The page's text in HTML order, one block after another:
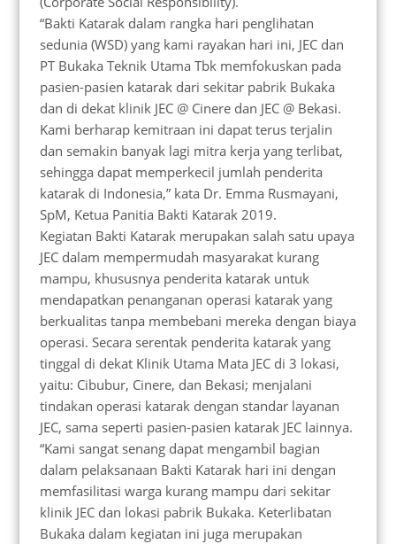
“Bakti Katarak dalam rangka hari penglihatan
sedunia (WSD) yang kami rayakan hari ini, JEC dan
PT Bukaka Teknik Utama Tbk memfokuskan pada
pasien-pasien katarak dari sekitar pabrik Bukaka
dan di dekat klinik JEC @ Cinere dan JEC @ Bekasi.
Kami berharap kemitraan ini dapat terus terjalin
dan semakin banyak lagi mitra kerja yang terlibat,
sehingga dapat memperkecil jumlah penderita
katarak di Indonesia,” kata Dr. Emma Rusmayani,
SpM, Ketua Panitia Bakti Katarak 2019.
Kegiatan Bakti Katarak merupakan salah satu upaya
JEC dalam mempermudah masyarakat kurang
mampu, khususnya penderita katarak untuk
mendapatkan penanganan operasi katarak yang
berkualitas tanpa membebani mereka dengan biaya
operasi. Secara serentak penderita katarak yang
tinggal di dekat Klinik Utama Mata JEC di 3 lokasi,
yaitu: Cibubur, Cinere, dan Bekasi; menjalani
tindakan operasi katarak dengan standar layanan
JEC, sama seperti pasien-pasien katarak JEC lainnya.
“Kami sangat senang dapat mengambil bagian
dalam pelaksanaan Bakti Katarak hari ini dengan
memfasilitasi warga kurang mampu dari sekitar
klinik JEC dan lokasi pabrik Bukaka. Keterlibatan
Bukaka dalam kegiatan ini juga merupakan